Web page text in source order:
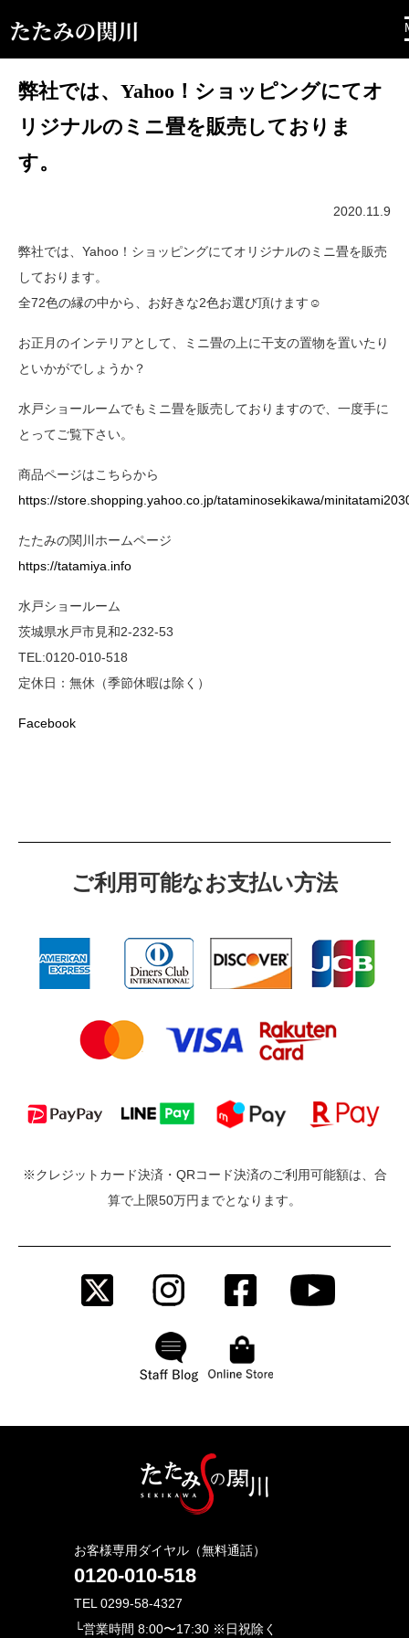
弊社では、Yahoo！ショッピングにてオ
リジナルのミニ畳を販売しておりま
す。
2020.11.9
弊社では、Yahoo！ショッピングにてオリジナルのミニ畳を販売
しております。
全72色の縁の中から、お好きな2色お選び頂けます☺
お正月のインテリアとして、ミニ畳の上に干支の置物を置いたり
といかがでしょうか？
水戸ショールームでもミニ畳を販売しておりますので、一度手に
とってご覧下さい。
商品ページはこちらから
https://store.shopping.yahoo.co.jp/tataminosekikawa/
たたみの関川ホームページ
https://tatamiya.info
水戸ショールーム
茨城県水戸市見和2-232-53
TEL:0120-010-518
定休日：無休（季節休暇は除く）
Facebook
ご利⽤可能なお⽀払い⽅法
※クレジットカード決済・QRコード決済のご利用可能額は、合
算で上限50万円までとなります。
お客様専用ダイヤル（無料通話）
0120-010-518
TEL 0299-58-4327
└営業時間 8:00〜17:30 ※日祝除く